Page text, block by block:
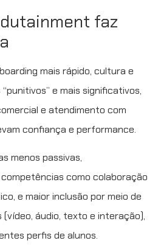
faz
mais rápido, cultura e
e mais significativos,
e atendimento com
confiança e performance.
menos passivas,
como colaboração
e maior inclusão por meio de
áudio, texto e interação),
perfis de alunos.